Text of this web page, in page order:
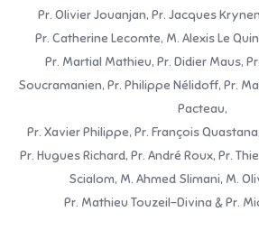
Pr. Olivier Jouanjan, Pr. Jacques
Pr. Catherine Lecomte, M. Alexis Le
Pr. Martial Mathieu, Pr. Didier Maus,
Soucramanien, Pr. Philippe Nélidoff, Pr.
Pacteau,
Pr. Xavier Philippe, Pr. François
Pr. Hugues Richard, Pr. André Roux, Pr.
Scialom, M. Ahmed Slimani, M.
Pr. Mathieu Touzeil-Divina & Pr.